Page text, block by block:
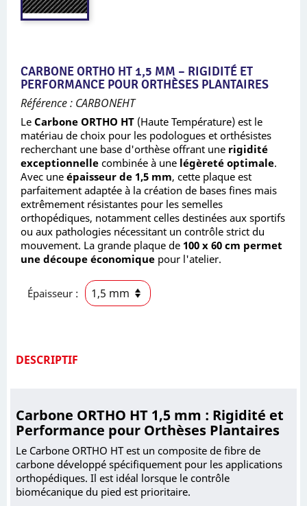
CARBONE ORTHO HT 1,5 MM – RIGIDITÉ ET
PERFORMANCE POUR ORTHÈSES PLANTAIRES
Référence : CARBONEHT
Le Carbone ORTHO HT (Haute Température) est le
matériau de choix pour les podologues et orthésistes
recherchant une base d'orthèse offrant une rigidité
exceptionnelle combinée à une légèreté optimale.
Avec une épaisseur de 1,5 mm, cette plaque est
parfaitement adaptée à la création de bases fines mais
extrêmement résistantes pour les semelles
orthopédiques, notamment celles destinées aux sportifs
ou aux pathologies nécessitant un contrôle strict du
mouvement. La grande plaque de 100 x 60 cm permet
une découpe économique pour l'atelier.
Épaisseur :
DESCRIPTIF
Carbone ORTHO HT 1,5 mm : Rigidité et
Performance pour Orthèses Plantaires
Le Carbone ORTHO HT est un composite de fibre de
carbone développé spécifiquement pour les applications
orthopédiques. Il est idéal lorsque le contrôle
biomécanique du pied est prioritaire.